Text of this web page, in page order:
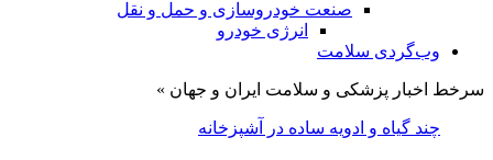
صنعت خودروسازی و حمل و نقل
انرژی خودرو
وب‌گردی سلامت
سرخط اخبار پزشکی و سلامت ایران و جهان »
چند گیاه و ادویه ساده در آشپزخانه شما که ویتامین سی